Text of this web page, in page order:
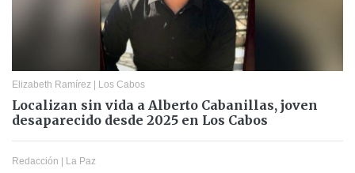
Elizabeth Ramírez Los Cabos
Localizan sin vida a Alberto Cabanillas, joven
desaparecido desde 2025 en Los Cabos
Redacción La Paz